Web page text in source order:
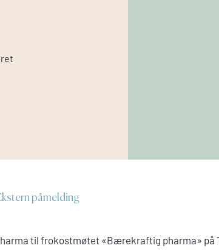
påmelding
til frokostmøtet «Bærekraftig pharma»